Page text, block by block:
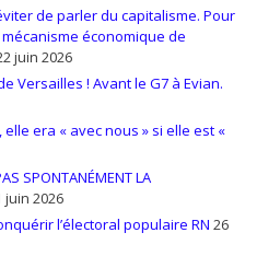
de parler du capitalisme. Pour
économique de
juin 2026
Versailles ! Avant le G7 à Evian.
era « avec nous » si elle est «
SPONTANÉMENT LA
juin 2026
l’électoral populaire RN 26